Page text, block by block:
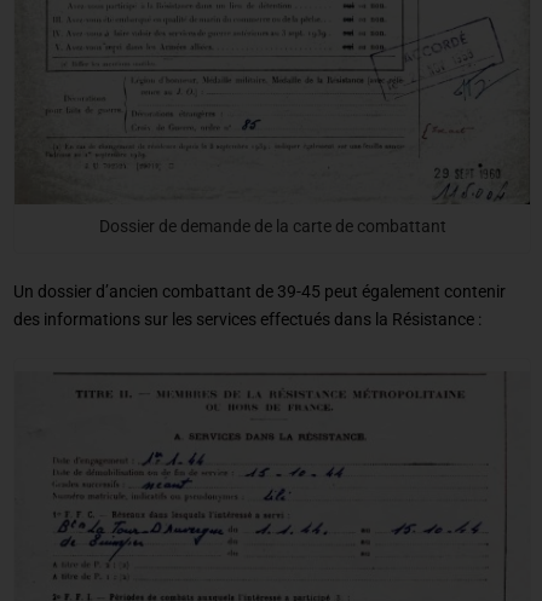
Dossier de demande de la carte de combattant
Un dossier d’ancien combattant de 39-45 peut également contenir
des informations sur les services effectués dans la Résistance :